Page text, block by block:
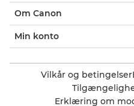
Om Canon
Min konto
Vilkår og betingelser
Erklæring om